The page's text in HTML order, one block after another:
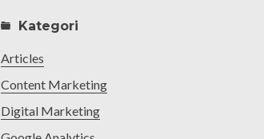
Kategori
Articles
Content Marketing
Digital Marketing